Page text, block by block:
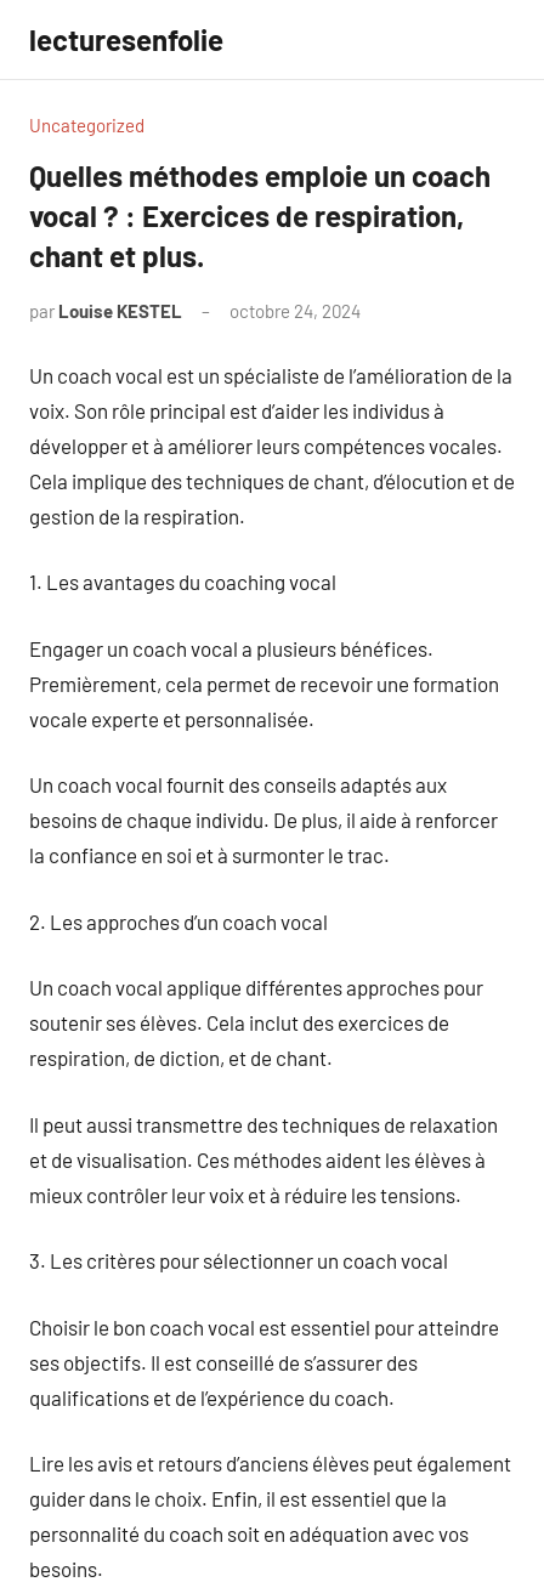
contenu
lecturesenfolie
Uncategorized
Quelles méthodes emploie un coach
vocal ? : Exercices de respiration,
chant et plus.
par Louise KESTEL octobre 24, 2024
Un coach vocal est un spécialiste de l’amélioration de la
voix. Son rôle principal est d’aider les individus à
développer et à améliorer leurs compétences vocales.
Cela implique des techniques de chant, d’élocution et de
gestion de la respiration.
1. Les avantages du coaching vocal
Engager un coach vocal a plusieurs bénéfices.
Premièrement, cela permet de recevoir une formation
vocale experte et personnalisée.
Un coach vocal fournit des conseils adaptés aux
besoins de chaque individu. De plus, il aide à renforcer
la confiance en soi et à surmonter le trac.
2. Les approches d’un coach vocal
Un coach vocal applique différentes approches pour
soutenir ses élèves. Cela inclut des exercices de
respiration, de diction, et de chant.
Il peut aussi transmettre des techniques de relaxation
et de visualisation. Ces méthodes aident les élèves à
mieux contrôler leur voix et à réduire les tensions.
3. Les critères pour sélectionner un coach vocal
Choisir le bon coach vocal est essentiel pour atteindre
ses objectifs. Il est conseillé de s’assurer des
qualifications et de l’expérience du coach.
Lire les avis et retours d’anciens élèves peut également
guider dans le choix. Enfin, il est essentiel que la
personnalité du coach soit en adéquation avec vos
besoins.